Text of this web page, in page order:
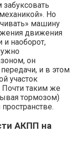
Но
машину
движения
наоборот,
он
и в этом
участок
Почти таким же
тормозом)
АКПП на